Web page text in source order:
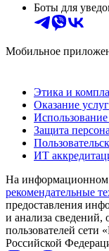
Боты для
Мобильное
Этика и
Оказание услуг
Использование
Защита
ИТ
На информационном
рекомендательные
предоставления
и анализа сведений,
пользователей сети
Российской